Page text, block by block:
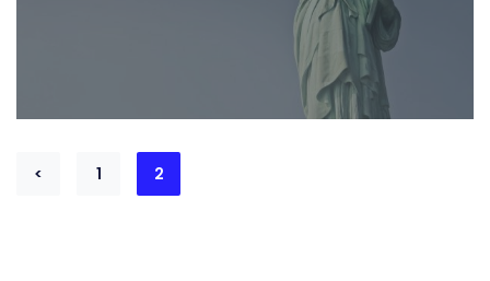
Seitennummerierung
< 1 2